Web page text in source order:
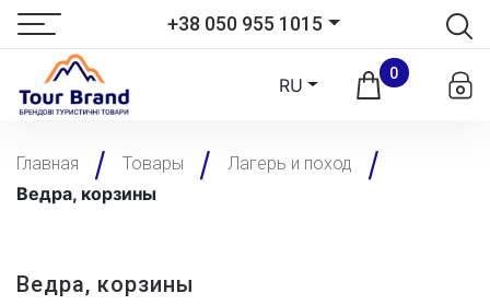
+38 050 955 1015
RU
0
Главная Товары Лагерь и поход
Ведра, корзины
Ведра, корзины